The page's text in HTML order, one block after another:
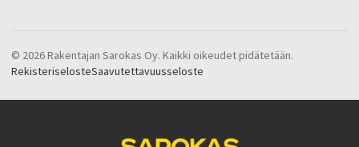
© 2026 Rakentajan Sarokas Oy. Kaikki oikeudet pidätetään.
RekisteriselosteSaavutettavuusseloste